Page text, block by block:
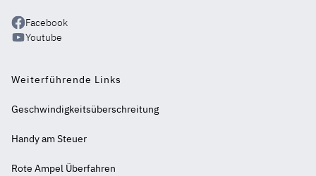
Facebook
Youtube
Weiterführende Links
Geschwindigkeitsüberschreitung
Handy am Steuer
Rote Ampel Überfahren